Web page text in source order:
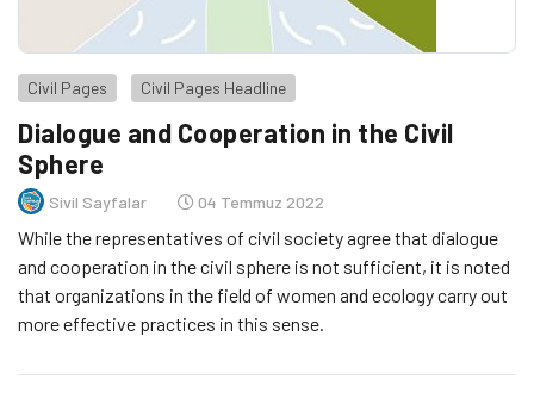
Civil Pages Civil Pages Headline
Dialogue and Cooperation in the Civil
Sphere
Sivil Sayfalar 04 Temmuz 2022
While the representatives of civil society agree that dialogue
and cooperation in the civil sphere is not sufficient, it is noted
that organizations in the field of women and ecology carry out
more effective practices in this sense.